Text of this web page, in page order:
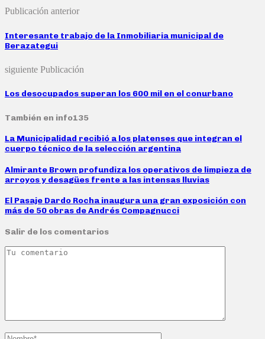
Publicación anterior
Interesante trabajo de la Inmobiliaria municipal de
Berazategui
siguiente Publicación
Los desocupados superan los 600 mil en el conurbano
También en info135
La Municipalidad recibió a los platenses que integran el
cuerpo técnico de la selección argentina
Almirante Brown profundiza los operativos de limpieza de
arroyos y desagües frente a las intensas lluvias
El Pasaje Dardo Rocha inaugura una gran exposición con
más de 50 obras de Andrés Compagnucci
Salir de los comentarios